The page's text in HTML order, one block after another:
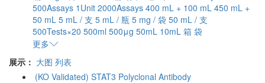
500Assays 1Unit 2000Assays 400 mL + 100 mL 450 mL +
50 mL 5 mL / 支 5 mL / 瓶 5 mg / 袋 50 mL / 支
500Tests×20 500ml 500μg 50mL 10mL 箱 袋
更多
展示： 大图 列表